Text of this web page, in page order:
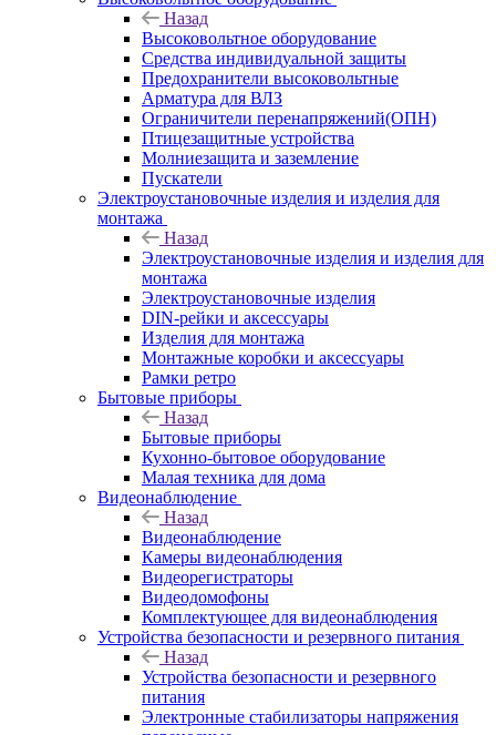
Назад
Высоковольтное оборудование
Средства индивидуальной защиты
Предохранители высоковольтные
Арматура для ВЛЗ
Ограничители перенапряжений(ОПН)
Птицезащитные устройства
Молниезащита и заземление
Пускатели
Электроустановочные изделия и изделия для
монтажа
Назад
Электроустановочные изделия и изделия для
монтажа
Электроустановочные изделия
DIN-рейки и аксессуары
Изделия для монтажа
Монтажные коробки и аксессуары
Рамки ретро
Бытовые приборы
Назад
Бытовые приборы
Кухонно-бытовое оборудование
Малая техника для дома
Видеонаблюдение
Назад
Видеонаблюдение
Камеры видеонаблюдения
Видеорегистраторы
Видеодомофоны
Комплектующее для видеонаблюдения
Устройства безопасности и резервного питания
Назад
Устройства безопасности и резервного
питания
Электронные стабилизаторы напряжения